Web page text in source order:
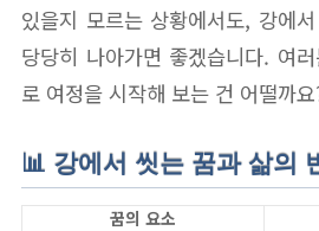
있을지 모르는 상황에서도, 강에
당당히 나아가면 좋겠습니다. 여
로 여정을 시작해 보는 건 어떨까
📊 강에서 씻는 꿈과 삶의
꿈의 요소